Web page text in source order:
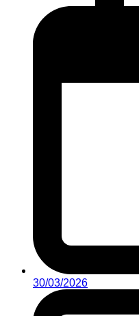
30/03/2026